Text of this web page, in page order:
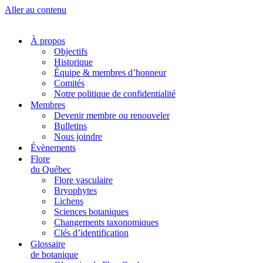
Aller au contenu
À propos
Objectifs
Historique
Équipe & membres d’honneur
Comités
Notre politique de confidentialité
Membres
Devenir membre ou renouveler
Bulletins
Nous joindre
Évènements
Flore
du Québec
Flore vasculaire
Bryophytes
Lichens
Sciences botaniques
Changements taxonomiques
Clés d’identification
Glossaire
de botanique